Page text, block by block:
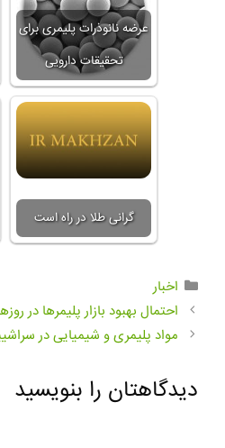
عرضه نانوذرات پلیمری برای
تحقیقات دارویی
گرانی طلا در راه است
اخبار
احتمال بهبود بازار پلیمرها در
مواد پلیمری و شیمیایی در
دیدگاهتان را بنویسید